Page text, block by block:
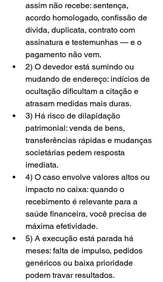
assim não recebe: sentença,
acordo homologado, confissão de
dívida, duplicata, contrato com
assinatura e testemunhas — e o
pagamento não vem.
2) O devedor está sumindo ou
mudando de endereço: indícios de
ocultação dificultam a citação e
atrasam medidas mais duras.
3) Há risco de dilapidação
patrimonial: venda de bens,
transferências rápidas e mudanças
societárias pedem resposta
imediata.
4) O caso envolve valores altos ou
impacto no caixa: quando o
recebimento é relevante para a
saúde financeira, você precisa de
máxima efetividade.
5) A execução está parada há
meses: falta de impulso, pedidos
genéricos ou baixa prioridade
podem travar resultados.